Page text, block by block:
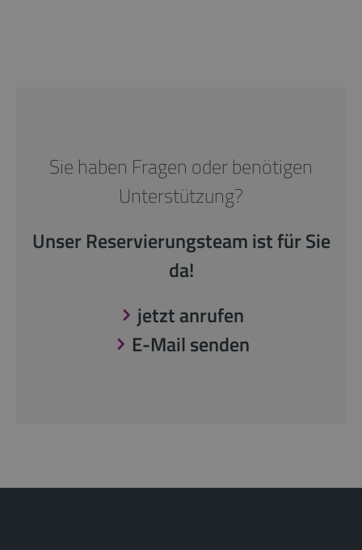
Sie haben Fragen oder benötigen
Unterstützung?
Unser Reservierungsteam ist für Sie
da!
jetzt anrufen
E-Mail senden